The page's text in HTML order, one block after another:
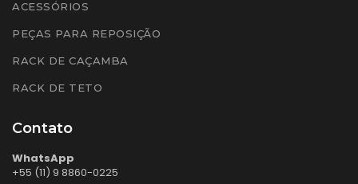
ACESSÓRIOS
PEÇAS PARA REPOSIÇÃO
RACK DE CAÇAMBA
RACK DE TETO
Contato
WhatsApp
+55 (11) 9 8860-0225